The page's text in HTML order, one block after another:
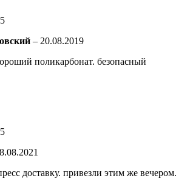
– 20.08.2019
поликарбонат. безопасный
доставку. привезли этим же вечером.